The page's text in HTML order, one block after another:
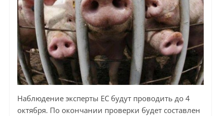
Наблюдение эксперты ЕС будут проводить до 4
октября. По окончании проверки будет составлен